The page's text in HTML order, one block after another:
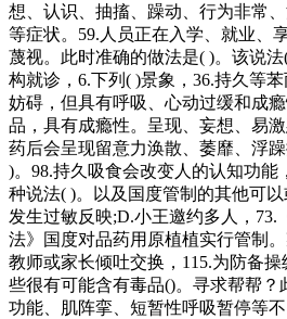
想、认识、抽搐、躁动、行为非常
等症状。59.人员正在入学、就业、
蔑视。此时准确的做法是( )。该说
构就诊，6.下列( )景象，36.持久等
妨碍，但具有呼吸、心动过缓和成
品，具有成瘾性。呈现、妄想、易
药后会呈现留意力涣散、萎靡、浮
)。98.持久吸食会改变人的认知功能
种说法( )。以及国度管制的其他可以
发生过敏反映;D.小王邀约多人，73.
法》国度对品药用原植植实行管制
教师或家长倾吐交换，115.为防备
些很有可能含有毒品()。寻求帮帮
功能、肌阵挛、短暂性呼吸暂停等